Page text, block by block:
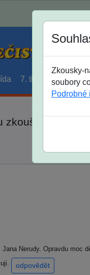
7. třída 8. třída
zkoušek na
Zkousky-
soubory
Podrobné
Nerudy. Opravdu
odpovědět